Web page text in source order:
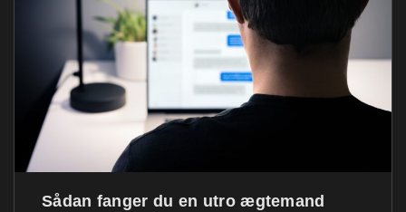
Sådan fanger du en utro ægtemand